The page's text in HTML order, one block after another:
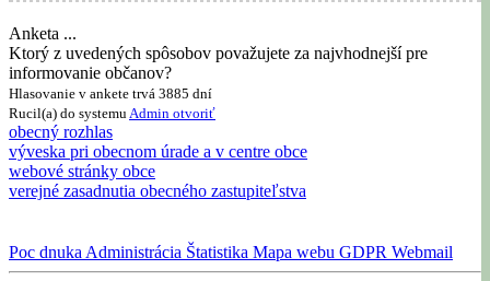
Anketa ...
Ktorý z uvedených spôsobov považujete za najvhodnejší pre
informovanie občanov?
Hlasovanie v ankete trvá 3885 dní
Rucil(a) do systemuAdmin otvoriť
obecný rozhlas
výveska pri obecnom úrade a v centre obce
webové stránky obce
verejné zasadnutia obecného zastupiteľstva
Poc dnuka Administrácia Štatistika Mapa webu GDPR Webmail